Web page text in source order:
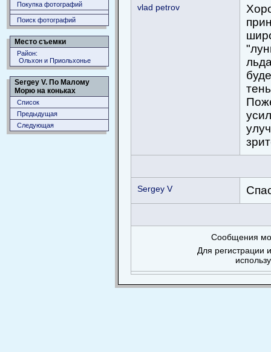
Покупка фотографий
Поиск фотографий
Место съемки
Район:
Ольхон и Приольхонье
Sergey V. По Малому
Морю на коньках
Список
Предыдущая
Следующая
vlad petrov
Sergey V
Сообщения
Для регистрации